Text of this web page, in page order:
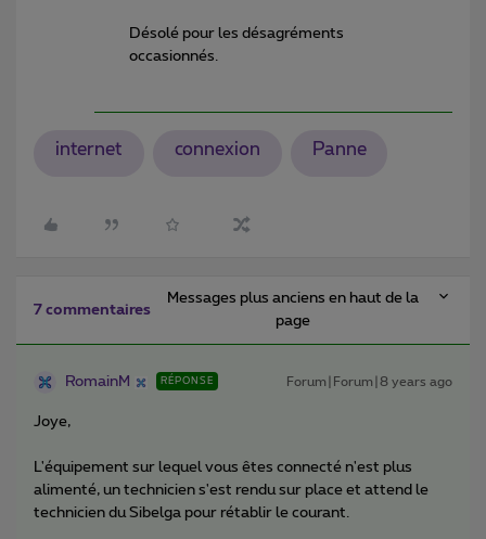
Désolé pour les désagréments
occasionnés.
internet connexion Panne
7 commentaires
Messages plus anciens en haut de la
page
RomainM RÉPONSE Forum|Forum|8 years ago
Joye,
L'équipement sur lequel vous êtes connecté n'est plus
alimenté, un technicien s'est rendu sur place et attend le
technicien du Sibelga pour rétablir le courant.